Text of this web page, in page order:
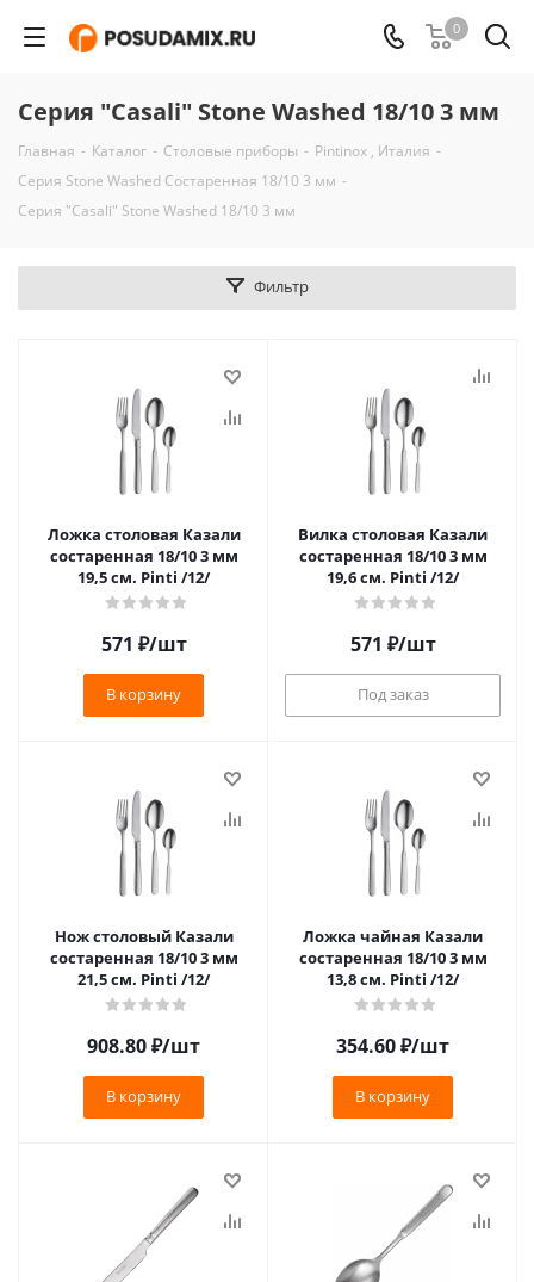
0
Серия "Casali" Stone Washed 18/10 3 мм
Главная - Каталог - Столовые приборы - Pintinox , Италия -
Серия Stone Washed Состаренная 18/10 3 мм -
Серия "Casali" Stone Washed 18/10 3 мм
Фильтр
Ложка столовая Казали
состаренная 18/10 3 мм
19,5 см. Pinti /12/
571 ₽/шт
В корзину
Вилка столовая Казали
состаренная 18/10 3 мм
19,6 см. Pinti /12/
571 ₽/шт
Под заказ
Нож столовый Казали
состаренная 18/10 3 мм
21,5 см. Pinti /12/
908.80₽/шт
В корзину
Ложка чайная Казали
состаренная 18/10 3 мм
13,8 см. Pinti /12/
354.60₽/шт
В корзину